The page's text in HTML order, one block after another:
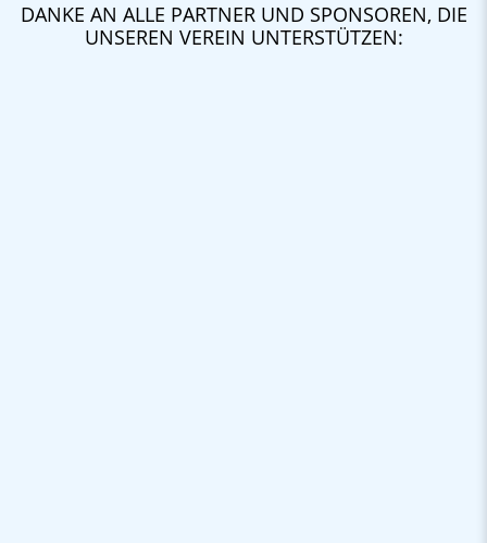
DANKE AN ALLE PARTNER UND SPONSOREN, DIE
UNSEREN VEREIN UNTERSTÜTZEN: